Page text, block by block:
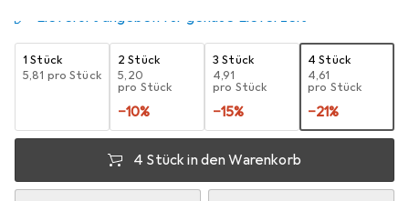
Lieferort angeben für genaue Lieferzeit
1 Stück
EUR
5,81 pro Stück
2 Stück
EUR
5,20
pro Stück
−10%
3 Stück
EUR
4,91
pro Stück
−15%
4 Stück
EUR
4,61
pro Stück
−21%
4 Stück in den Warenkorb